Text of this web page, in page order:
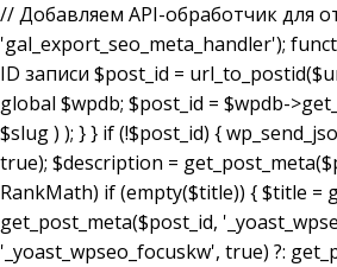
// Добавляем API-обработчик для
'gal_export_seo_meta_handler');
ID записи $post_id =
global $wpdb; $post_id = $wpdb-
$slug ) ); } } if (!$post_id) {
true); $description =
RankMath) if (empty($title)) { $title =
get_post_meta($post_id,
'_yoast_wpseo_focuskw', true) ?: